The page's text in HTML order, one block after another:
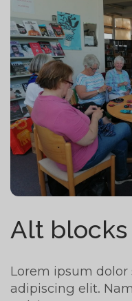
Alt blocks
Lorem ipsum
adipiscing elit.